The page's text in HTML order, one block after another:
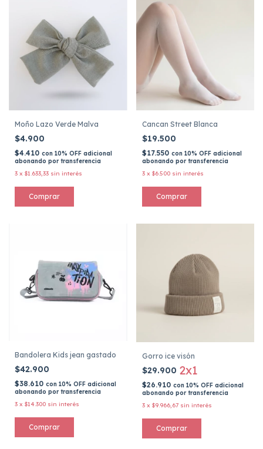
Moño Lazo Verde Malva
$4.900
$4.410 con 10% OFF adicional
abonando por transferencia
3 x $1.633,33 sin interés
Cancan Street Blanca
$19.500
$17.550 con 10% OFF adicional
abonando por transferencia
3 x $6.500 sin interés
Comprar
Bandolera Kids jean gastado
$42.900
$38.610 con 10% OFF adicional
abonando por transferencia
3 x $14.300 sin interés
Gorro ice visón
$29.900 2x1
$26.910 con 10% OFF adicional
abonando por transferencia
3 x $9.966,67 sin interés